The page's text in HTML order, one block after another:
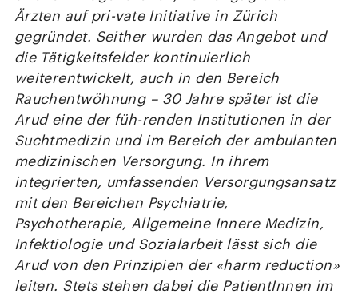
Ärzten auf pri-vate Initiative in Zürich
gegründet. Seither wurden das Angebot und
die Tätigkeitsfelder kontinuierlich
weiterentwickelt, auch in den Bereich
Rauchentwöhnung – 30 Jahre später ist die
Arud eine der füh-renden Institutionen in der
Suchtmedizin und im Bereich der ambulanten
medizinischen Versorgung. In ihrem
integrierten, umfassenden Versorgungsansatz
mit den Bereichen Psychiatrie,
Psychotherapie, Allgemeine Innere Medizin,
Infektiologie und Sozialarbeit lässt sich die
Arud von den Prinzipien der «harm reduction»
leiten. Stets stehen dabei die PatientInnen im